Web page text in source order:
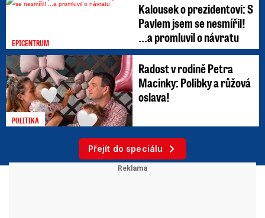
EPICENTRUM
Kalousek o prezidentovi: S
Pavlem jsem se nesmířil!
...a promluvil o návratu
POLITIKA
Radost v rodině Petra
Macinky: Polibky a růžová
oslava!
Přejít do speciálu